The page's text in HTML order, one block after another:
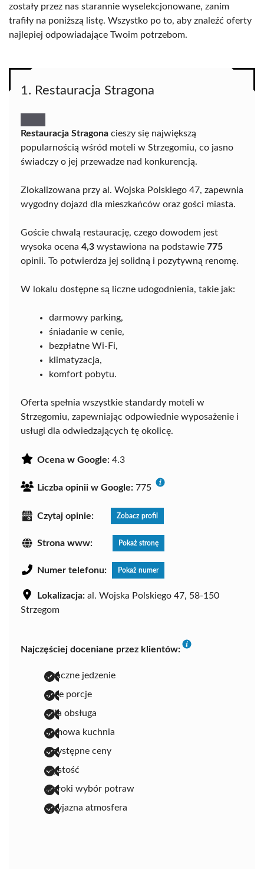
zostały przez nas starannie wyselekcjonowane, zanim
trafiły na poniższą listę. Wszystko po to, aby znaleźć oferty
najlepiej odpowiadające Twoim potrzebom.
1. Restauracja Stragona
Restauracja Stragona cieszy się największą
popularnością wśród moteli w Strzegomiu, co jasno
świadczy o jej przewadze nad konkurencją.
Zlokalizowana przy al. Wojska Polskiego 47, zapewnia
wygodny dojazd dla mieszkańców oraz gości miasta.
Goście chwalą restaurację, czego dowodem jest
wysoka ocena 4,3 wystawiona na podstawie 775
opinii. To potwierdza jej solidną i pozytywną renomę.
W lokalu dostępne są liczne udogodnienia, takie jak:
darmowy parking,
śniadanie w cenie,
bezpłatne Wi-Fi,
klimatyzacja,
komfort pobytu.
Oferta spełnia wszystkie standardy moteli w
Strzegomiu, zapewniając odpowiednie wyposażenie i
usługi dla odwiedzających tę okolicę.
Ocena w Google: 4.3
Liczba opinii w Google: 775
Czytaj opinie: Zobacz profil
Strona www: Pokaż stronę
Numer telefonu: Pokaż numer
Lokalizacja: al. Wojska Polskiego 47, 58-150
Strzegom
Najczęściej doceniane przez klientów:
smaczne jedzenie
duże porcje
miła obsługa
domowa kuchnia
przystępne ceny
czystość
szeroki wybór potraw
przyjazna atmosfera